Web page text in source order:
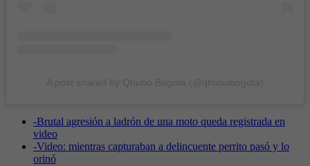
-Brutal agresión a ladrón de una moto queda registrada en
video
-Video: mientras capturaban a delincuente perrito pasó y lo
orinó